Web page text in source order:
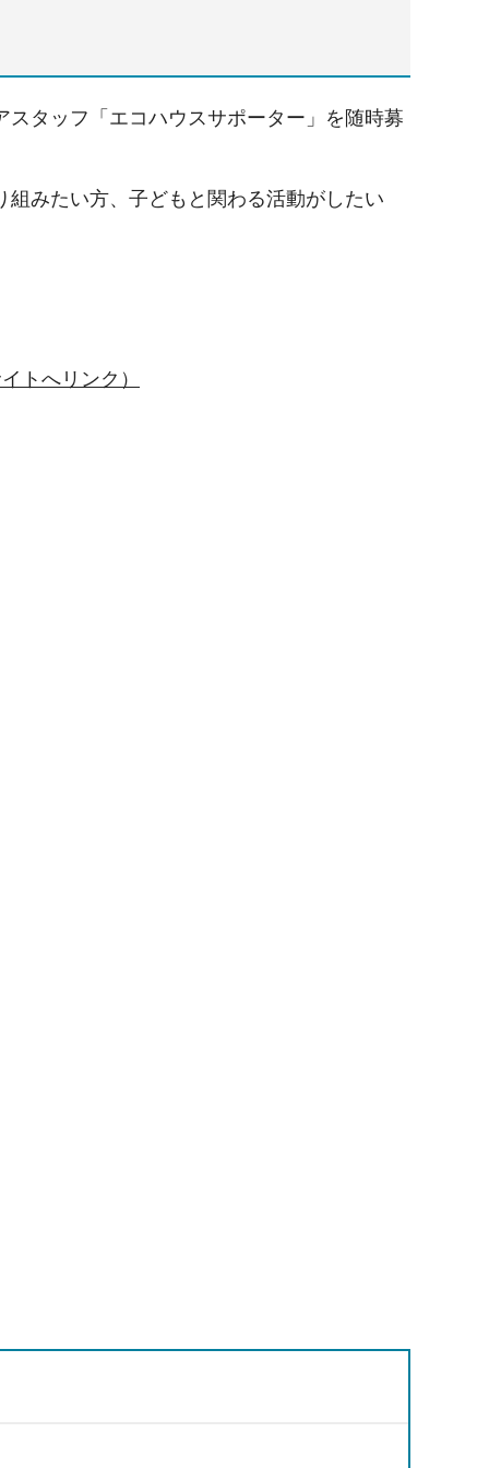
タッフ「エコハウスサポーター」を随時募
みたい方、子どもと関わる活動がしたい
トへリンク）